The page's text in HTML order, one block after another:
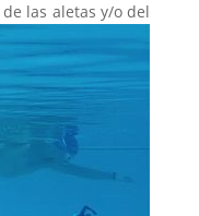
de las aletas y/o del